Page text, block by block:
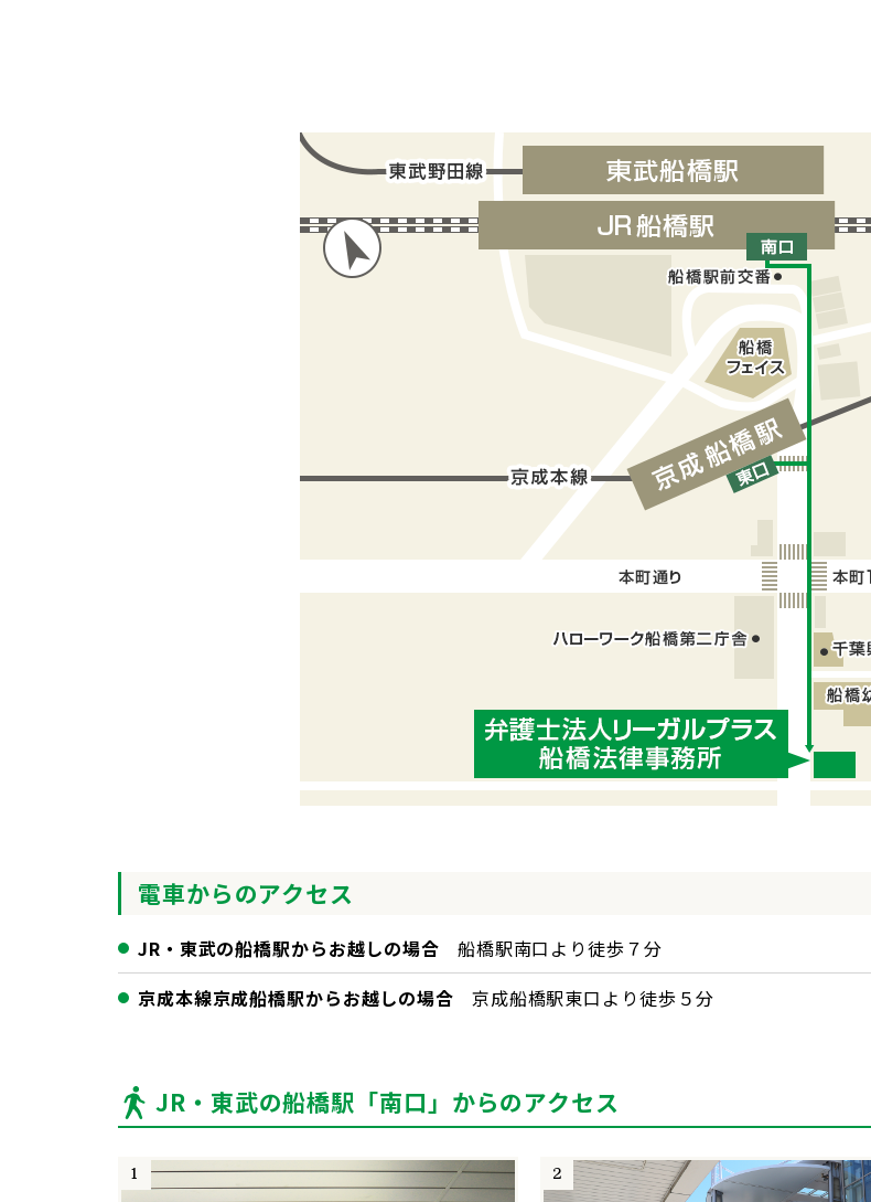
電車からのアクセス
JR・東武の船橋駅からお越しの場合
船橋駅南口より徒歩７分
京成本線京成船橋駅からお越しの場合
京成船橋駅東口より徒歩５分
JR・東武の船橋駅「南口」からのアクセス